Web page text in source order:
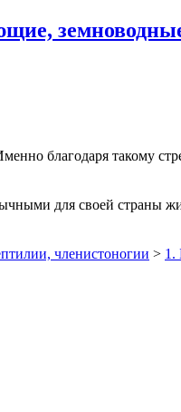
благодаря такому
для своей страны
членистоногии > 1.